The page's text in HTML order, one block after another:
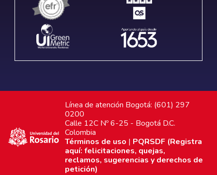
Línea de atención Bogotá: (601) 297
0200
Calle 12C Nº 6-25 - Bogotá D.C.
Colombia
Términos de uso | PQRSDF (Registra
aquí: felicitaciones, quejas,
reclamos, sugerencias y derechos de
petición)